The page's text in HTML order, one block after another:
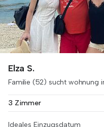
Elza S.
Familie (52) sucht wohnung
3 Zimmer
Ideales Einzugsdatum